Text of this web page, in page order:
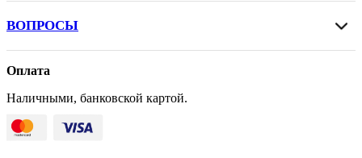
ВОПРОСЫ
Оплата
Наличными, банковской картой.